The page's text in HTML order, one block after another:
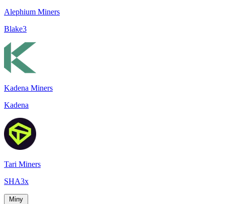
Alephium Miners
Blake3
Kadena Miners
Kadena
Tari Miners
SHA3x
Miny